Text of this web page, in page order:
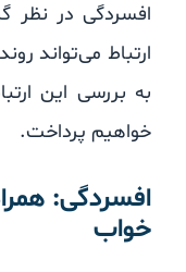
افسردگی در نظر
ارتباط می‌تواند
به بررسی این
خواهیم پرداخت.
افسردگی:
خواب